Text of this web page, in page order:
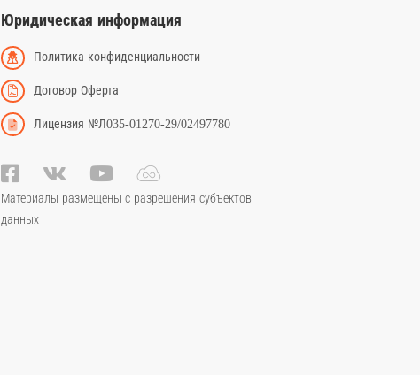
Юридическая информация
Политика конфиденциальности
Договор Оферта
Лицензия №Л035-01270-29/02497780
Материалы размещены с разрешения субъектов
данных